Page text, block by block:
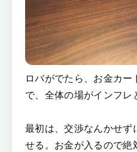
ロバがでたら、お金カ
で、全体の場がインフレ
最初は、交渉なんかせ
せる。お金が入るので絶